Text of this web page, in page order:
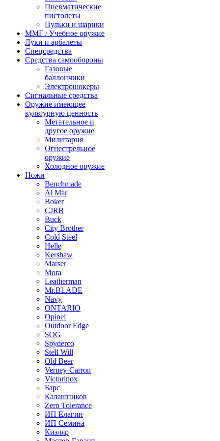
Пневматические
пистолеты
Пульки и шарики
ММГ / Учебное оружие
Луки и арбалеты
Спецсредства
Средства самообороны
Газовые
баллончики
Электрошокеры
Сигнальные средства
Оружие имеющее
культурную ценность
Метательное и
другое оружие
Милитария
Огнестрельное
оружие
Холодное оружие
Ножи
Benchmade
Al Mar
Boker
CJRB
Buck
City Brother
Cold Steel
Helle
Kershaw
Marser
Mora
Leatherman
Mr.BLADE
Navy
ONTARIO
Opinel
Outdoor Edge
SOG
Spyderco
Stell Will
Old Bear
Verney-Carron
Victorinox
Барс
Калашников
Zero Tolerance
ИП Елагин
ИП Семина
Кизляр